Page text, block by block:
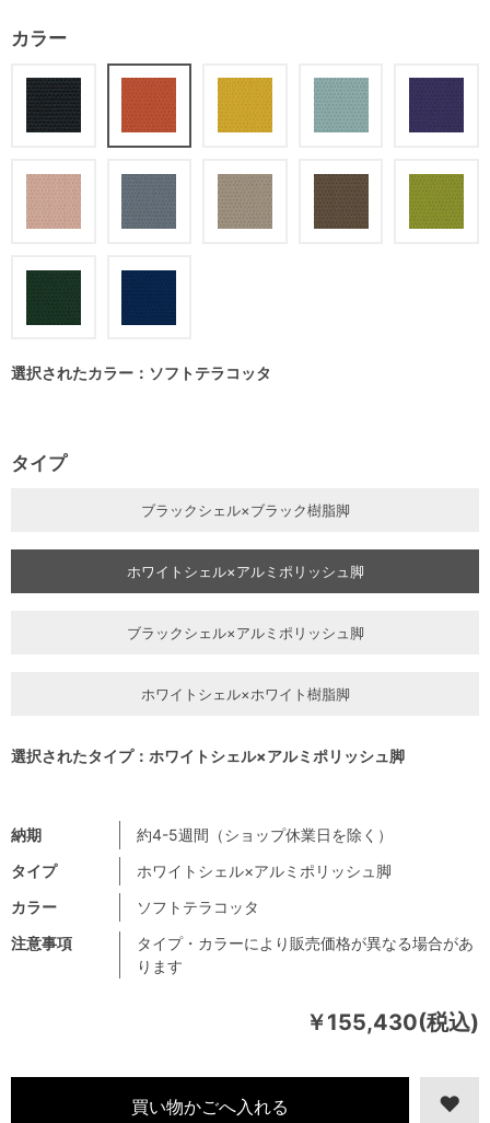
￥155,430(税込)
注意事項
タイプ・カラーにより販売価格が異なる場合があ
ります
納期
約4-5週間（ショップ休業日を除く）
タイプ
ホワイトシェル×アルミポリッシュ脚
カラー
ソフトテラコッタ
カラー
選択されたカラー：ソフトテラコッタ
タイプ
ブラックシェル×ブラック樹脂脚
ホワイトシェル×アルミポリッシュ脚
ブラックシェル×アルミポリッシュ脚
ホワイトシェル×ホワイト樹脂脚
選択されたタイプ：ホワイトシェル×アルミポリッシュ脚